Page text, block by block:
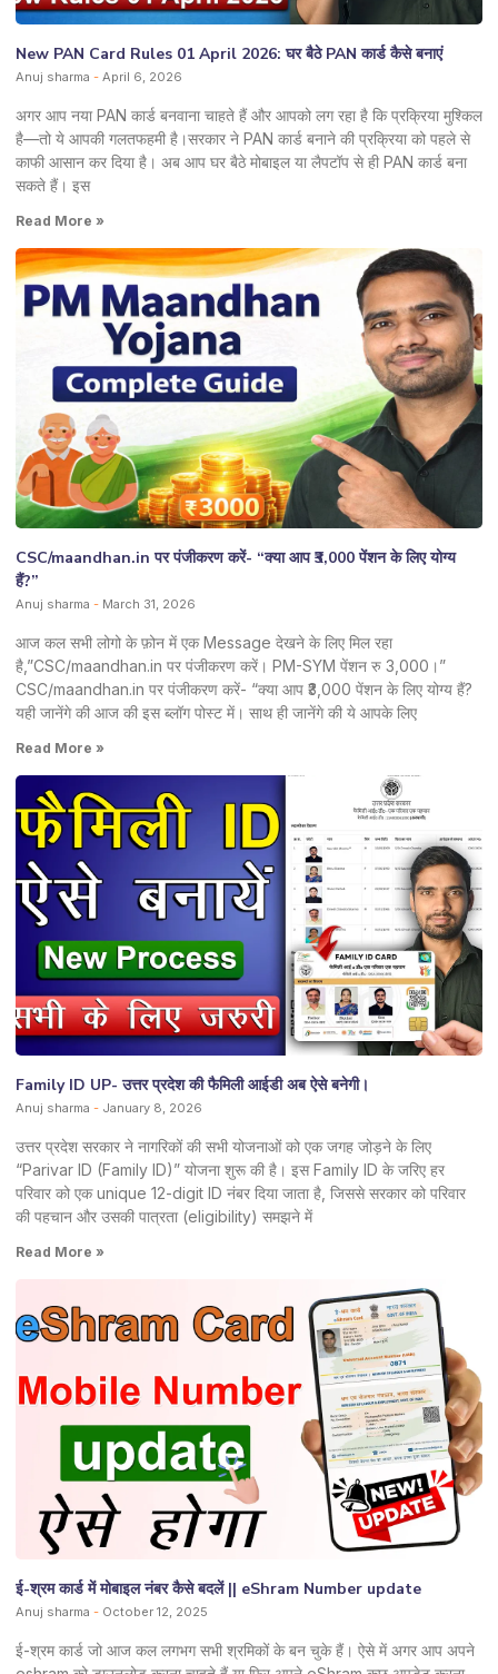
New PAN Card Rules 01 April 2026: घर बैठे PAN कार्ड कैसे बनाएं
Anuj sharma April 6, 2026
अगर आप नया PAN कार्ड बनवाना चाहते हैं और आपको लग रहा है कि प्रक्रिया मुश्किल
है—तो ये आपकी गलतफहमी है।सरकार ने PAN कार्ड बनाने की प्रक्रिया को पहले से
काफी आसान कर दिया है। अब आप घर बैठे मोबाइल या लैपटॉप से ही PAN कार्ड बना
सकते हैं। इस
Read More »
CSC/maandhan.in पर पंजीकरण करें- “क्या आप ₹3,000 पेंशन के लिए योग्य
हैं?”
Anuj sharma March 31, 2026
आज कल सभी लोगो के फ़ोन में एक Message देखने के लिए मिल रहा
है,”CSC/maandhan.in पर पंजीकरण करें। PM-SYM पेंशन रु 3,000।”
CSC/maandhan.in पर पंजीकरण करें- “क्या आप ₹3,000 पेंशन के लिए योग्य हैं?
यही जानेंगे की आज की इस ब्लॉग पोस्ट में। साथ ही जानेंगे की ये आपके लिए
Read More »
Family ID UP- उत्तर प्रदेश की फैमिली आईडी अब ऐसे बनेगी।
Anuj sharma January 8, 2026
उत्तर प्रदेश सरकार ने नागरिकों की सभी योजनाओं को एक जगह जोड़ने के लिए
“Parivar ID (Family ID)” योजना शुरू की है। इस Family ID के जरिए हर
परिवार को एक unique 12-digit ID नंबर दिया जाता है, जिससे सरकार को परिवार
की पहचान और उसकी पात्रता (eligibility) समझने में
Read More »
ई-श्रम कार्ड में मोबाइल नंबर कैसे बदलें || eShram Number update
Anuj sharma October 12, 2025
ई-श्रम कार्ड जो आज कल लगभग सभी श्रमिकों के बन चुके हैं। ऐसे में अगर आप अपने